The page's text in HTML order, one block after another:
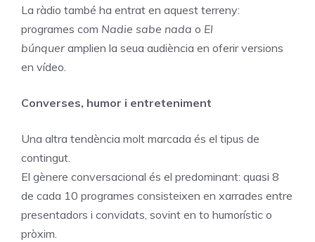
La ràdio també ha entrat en aquest terreny:
programes com Nadie sabe nada o El
búnquer amplien la seua audiència en oferir versions
en vídeo.
Converses, humor i entreteniment
Una altra tendència molt marcada és el tipus de
contingut.
El gènere conversacional és el predominant: quasi 8
de cada 10 programes consisteixen en xarrades entre
presentadors i convidats, sovint en to humorístic o
pròxim.